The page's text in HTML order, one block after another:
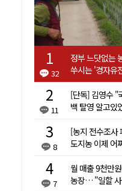
32
정부 느닷없는
쑤시는 '경자유
11
[단독] 김영수 "
백 탈영 알고있
8
[농지 전수조사
도지농 이제 어
7
월 매출 9천만
농장… "일할